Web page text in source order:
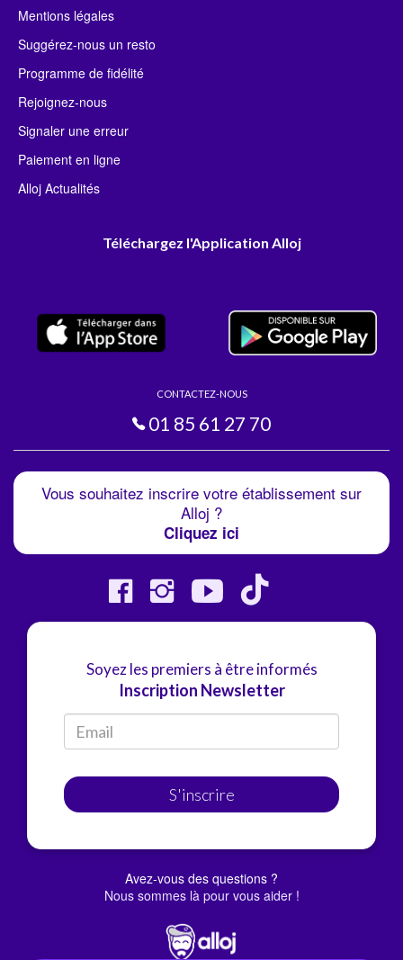
Mentions légales
Suggérez-nous un resto
Programme de fidélité
Rejoignez-nous
Signaler une erreur
Paiement en ligne
Alloj Actualités
Téléchargez l'Application Alloj
CONTACTEZ-NOUS
01 85 61 27 70
Vous souhaitez inscrire votre établissement sur
Alloj ?
Cliquez ici
Soyez les premiers à être informés
Inscription Newsletter
S'inscrire
Avez-vous des questions ?
Nous sommes là pour vous aider !